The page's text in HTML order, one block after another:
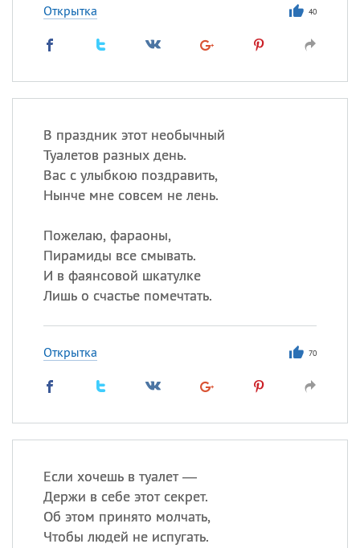
Открытка 40
В праздник этот необычный
Туалетов разных день.
Вас с улыбкою поздравить,
Нынче мне совсем не лень.
Пожелаю, фараоны,
Пирамиды все смывать.
И в фаянсовой шкатулке
Лишь о счастье помечтать.
Открытка 70
Если хочешь в туалет —
Держи в себе этот секрет.
Об этом принято молчать,
Чтобы людей не испугать.